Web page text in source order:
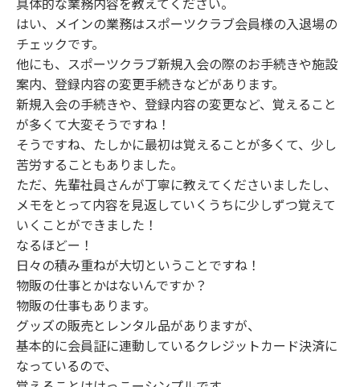
はい、メインの業務はスポーツクラブ会員様の入退場の
チェックです。
他にも、スポーツクラブ新規入会の際のお手続きや施設
案内、登録内容の変更手続きなどがあります。
新規入会の手続きや、登録内容の変更など、覚えること
が多くて大変そうですね！
そうですね、たしかに最初は覚えることが多くて、少し
苦労することもありました。
ただ、先輩社員さんが丁寧に教えてくださいましたし、
メモをとって内容を見返していくうちに少しずつ覚えて
いくことができました！
なるほどー！
日々の積み重ねが大切ということですね！
物販の仕事とかはないんですか？
物販の仕事もあります。
グッズの販売とレンタル品がありますが、
基本的に会員証に連動しているクレジットカード決済に
なっているので、